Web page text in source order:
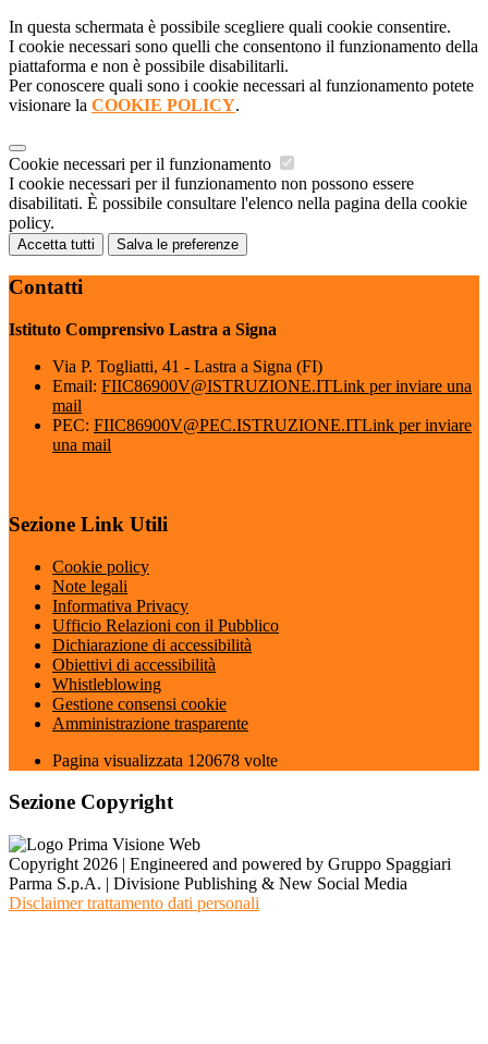
In questa schermata è possibile scegliere quali cookie consentire.
I cookie necessari sono quelli che consentono il funzionamento della
piattaforma e non è possibile disabilitarli.
Per conoscere quali sono i cookie necessari al funzionamento potete
visionare la COOKIE POLICY.
Cookie necessari per il funzionamento
I cookie necessari per il funzionamento non possono essere
disabilitati. È possibile consultare l'elenco nella pagina della cookie
policy.
Accetta tutti Salva le preferenze
Contatti
Istituto Comprensivo Lastra a Signa
Via P. Togliatti, 41 - Lastra a Signa (FI)
Email: FIIC86900V@ISTRUZIONE.ITLink per inviare una
mail
PEC: FIIC86900V@PEC.ISTRUZIONE.ITLink per inviare
una mail
Sezione Link Utili
Cookie policy
Note legali
Informativa Privacy
Ufficio Relazioni con il Pubblico
Dichiarazione di accessibilità
Obiettivi di accessibilità
Whistleblowing
Gestione consensi cookie
Amministrazione trasparente
Pagina visualizzata 120678 volte
Sezione Copyright
Copyright 2026 | Engineered and powered by Gruppo Spaggiari
Parma S.p.A. | Divisione Publishing & New Social Media
Disclaimer trattamento dati personali